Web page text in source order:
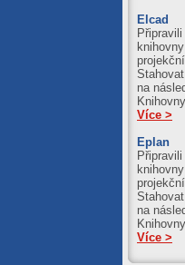
Elcad
na
Více >
Eplan
na
Více >